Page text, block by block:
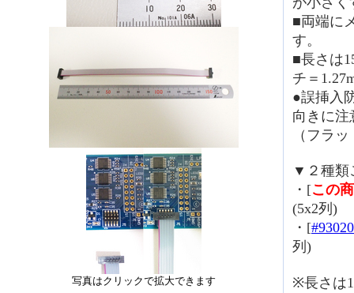
写真はクリックで拡大できます
■両端に
す。
■長さは
チ＝
●誤挿入
向きに注
（フラ
▼２種類
・[この
(5x2列)
・[#93020
列)
※長さは